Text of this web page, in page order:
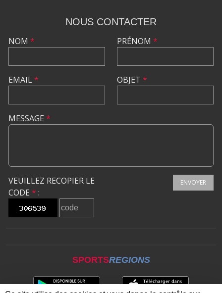
NOUS CONTACTER
NOM *
EMAIL*
PRÉNOM *
OBJET *
MESSAGE *
VEUILLEZ RECOPIER LE
CODE * :
ENVOYER
SPORTSREGIONS